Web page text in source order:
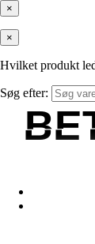
×
×
Hvilket produkt
Søg efter: